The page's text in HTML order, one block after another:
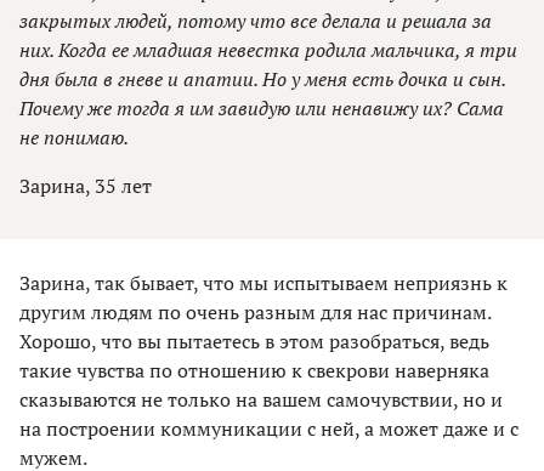
закрытых людей, потому что все делала и решала за
них. Когда ее младшая невестка родила мальчика, я три
дня была в гневе и апатии. Но у меня есть дочка и сын.
Почему же тогда я им завидую или ненавижу их? Сама
не понимаю.
Зарина, 35 лет
Зарина, так бывает, что мы испытываем неприязнь к
другим людям по очень разным для нас причинам.
Хорошо, что вы пытаетесь в этом разобраться, ведь
такие чувства по отношению к свекрови наверняка
сказываются не только на вашем самочувствии, но и
на построении коммуникации с ней, а может даже и с
мужем.